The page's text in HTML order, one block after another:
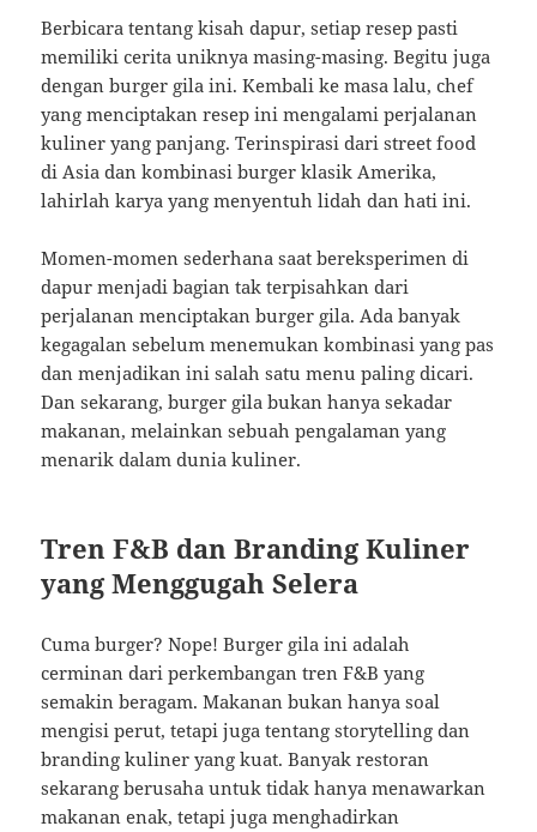
Berbicara tentang kisah dapur, setiap resep pasti
memiliki cerita uniknya masing-masing. Begitu juga
dengan burger gila ini. Kembali ke masa lalu, chef
yang menciptakan resep ini mengalami perjalanan
kuliner yang panjang. Terinspirasi dari street food
di Asia dan kombinasi burger klasik Amerika,
lahirlah karya yang menyentuh lidah dan hati ini.
Momen-momen sederhana saat bereksperimen di
dapur menjadi bagian tak terpisahkan dari
perjalanan menciptakan burger gila. Ada banyak
kegagalan sebelum menemukan kombinasi yang pas
dan menjadikan ini salah satu menu paling dicari.
Dan sekarang, burger gila bukan hanya sekadar
makanan, melainkan sebuah pengalaman yang
menarik dalam dunia kuliner.
Tren F&B dan Branding Kuliner
yang Menggugah Selera
Cuma burger? Nope! Burger gila ini adalah
cerminan dari perkembangan tren F&B yang
semakin beragam. Makanan bukan hanya soal
mengisi perut, tetapi juga tentang storytelling dan
branding kuliner yang kuat. Banyak restoran
sekarang berusaha untuk tidak hanya menawarkan
makanan enak, tetapi juga menghadirkan